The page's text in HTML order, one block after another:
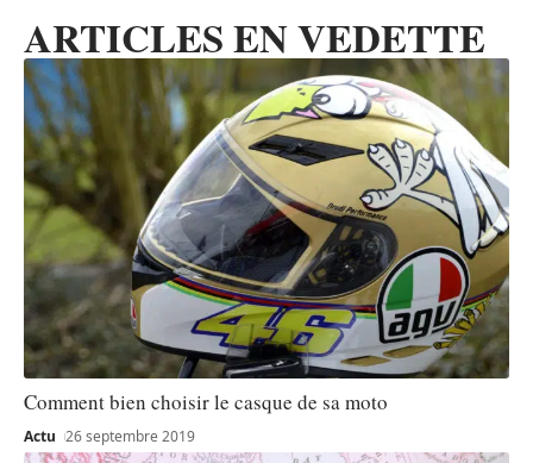
ARTICLES EN VEDETTE
Comment bien choisir le casque de sa moto
Actu 26 septembre 2019